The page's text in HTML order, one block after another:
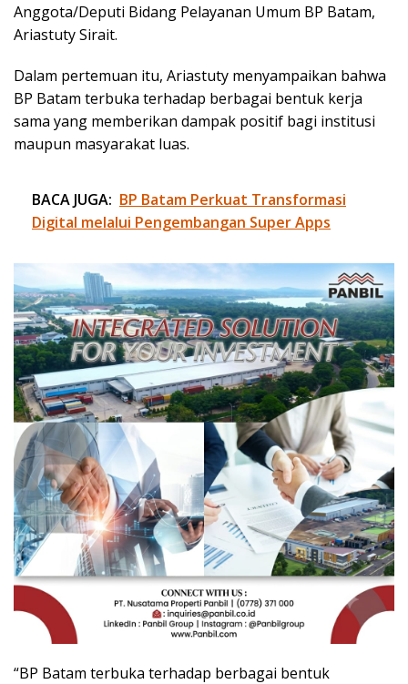
Anggota/Deputi Bidang Pelayanan Umum BP Batam,
Ariastuty Sirait.
Dalam pertemuan itu, Ariastuty menyampaikan bahwa
BP Batam terbuka terhadap berbagai bentuk kerja
sama yang memberikan dampak positif bagi institusi
maupun masyarakat luas.
BACA JUGA: BP Batam Perkuat Transformasi
Digital melalui Pengembangan Super Apps
“BP Batam terbuka terhadap berbagai bentuk